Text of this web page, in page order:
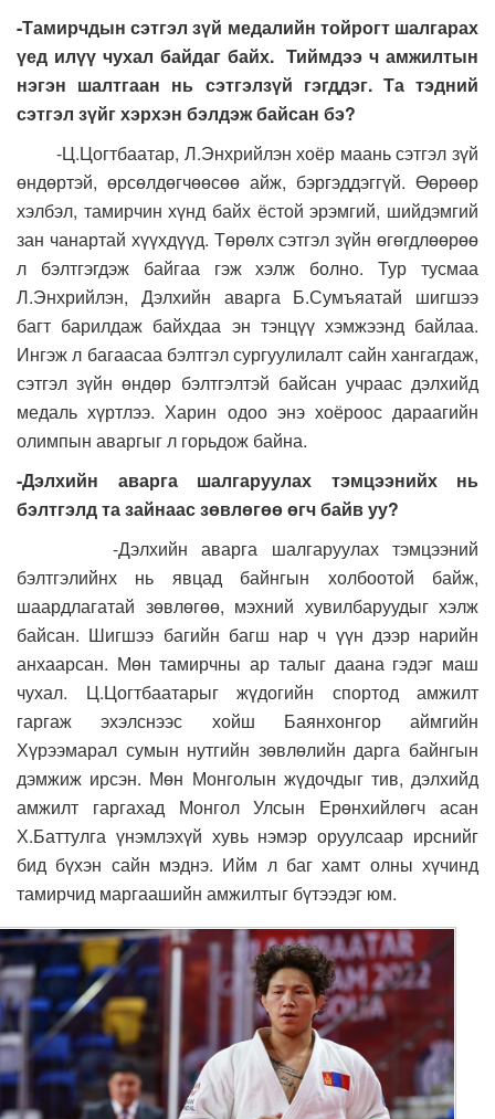
-Тамирчдын сэтгэл зүй медалийн тойрогт шалгарах
үед илүү чухал байдаг байх. Тиймдээ ч амжилтын
нэгэн шалтгаан нь сэтгэлзүй гэгддэг. Та тэдний
сэтгэл зүйг хэрхэн бэлдэж байсан бэ?
-Ц.Цогтбаатар, Л.Энхрийлэн хоёр маань сэтгэл зүй
өндөртэй, өрсөлдөгчөөсөө айж, бэргэддэггүй. Өөрөөр
хэлбэл, тамирчин хүнд байх ёстой эрэмгий, шийдэмгий
зан чанартай хүүхдүүд. Төрөлх сэтгэл зүйн өгөгдлөөрөө
л бэлтгэгдэж байгаа гэж хэлж болно. Тур тусмаа
Л.Энхрийлэн, Дэлхийн аварга Б.Сумъяатай шигшээ
багт барилдаж байхдаа эн тэнцүү хэмжээнд байлаа.
Ингэж л багаасаа бэлтгэл сургуулилалт сайн хангагдаж,
сэтгэл зүйн өндөр бэлтгэлтэй байсан учраас дэлхийд
медаль хүртлээ. Харин одоо энэ хоёроос дараагийн
олимпын аваргыг л горьдож байна.
-Дэлхийн аварга шалгаруулах тэмцээнийх нь
бэлтгэлд та зайнаас зөвлөгөө өгч байв уу?
-Дэлхийн аварга шалгаруулах тэмцээний
бэлтгэлийнх нь явцад байнгын холбоотой байж,
шаардлагатай зөвлөгөө, мэхний хувилбаруудыг хэлж
байсан. Шигшээ багийн багш нар ч үүн дээр нарийн
анхаарсан. Мөн тамирчны ар талыг даана гэдэг маш
чухал. Ц.Цогтбаатарыг жүдогийн спортод амжилт
гаргаж эхэлснээс хойш Баянхонгор аймгийн
Хүрээмарал сумын нутгийн зөвлөлийн дарга байнгын
дэмжиж ирсэн. Мөн Монголын жүдочдыг тив, дэлхийд
амжилт гаргахад Монгол Улсын Ерөнхийлөгч асан
Х.Баттулга үнэмлэхүй хувь нэмэр оруулсаар ирснийг
бид бүхэн сайн мэднэ. Ийм л баг хамт олны хүчинд
тамирчид маргаашийн амжилтыг бүтээдэг юм.